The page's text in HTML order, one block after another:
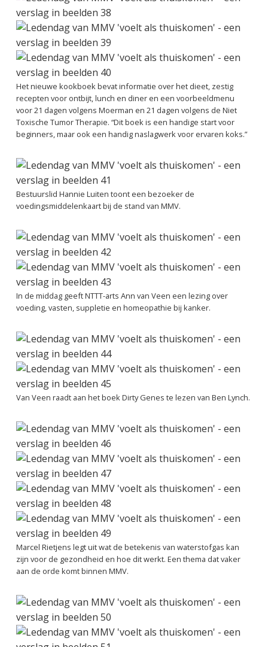
Het nieuwe kookboek bevat informatie over het dieet, zestig
recepten voor ontbijt, lunch en diner en een voorbeeldmenu
voor 21 dagen volgens Moerman en 21 dagen volgens de Niet
Toxische Tumor Therapie. “Dit boek is een handige start voor
beginners, maar ook een handig naslagwerk voor ervaren koks.”
Bestuurslid Hannie Luiten toont een bezoeker de
voedingsmiddelenkaart bij de stand van MMV.
In de middag geeft NTTT-arts Ann van Veen een lezing over
voeding, vasten, suppletie en homeopathie bij kanker.
Van Veen raadt aan het boek Dirty Genes te lezen van Ben Lynch.
Marcel Rietjens legt uit wat de betekenis van waterstofgas kan
zijn voor de gezondheid en hoe dit werkt. Een thema datvaker
aan de orde komt binnen MMV.